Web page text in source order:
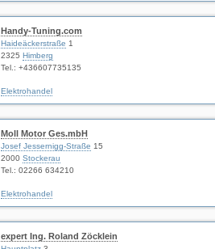
Handy-Tuning.com
Haideäckerstraße 1
2325 Himberg
Tel.: +436607735135
Elektrohandel
Moll Motor Ges.mbH
Josef Jessernigg-Straße 15
2000 Stockerau
Tel.: 02266 634210
Elektrohandel
expert Ing. Roland Zöcklein